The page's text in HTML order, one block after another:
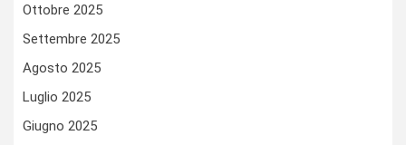
Ottobre 2025
Settembre 2025
Agosto 2025
Luglio 2025
Giugno 2025